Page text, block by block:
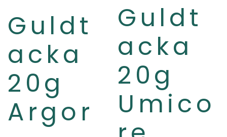
Slut i lager
Guldt
acka
20g
Argor
Slut i lager
Guldt
acka
20g
Umico